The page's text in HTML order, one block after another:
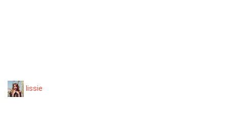
lissie